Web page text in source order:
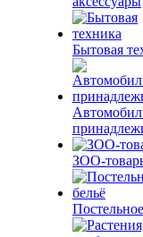
Бытовая
ЗОО-